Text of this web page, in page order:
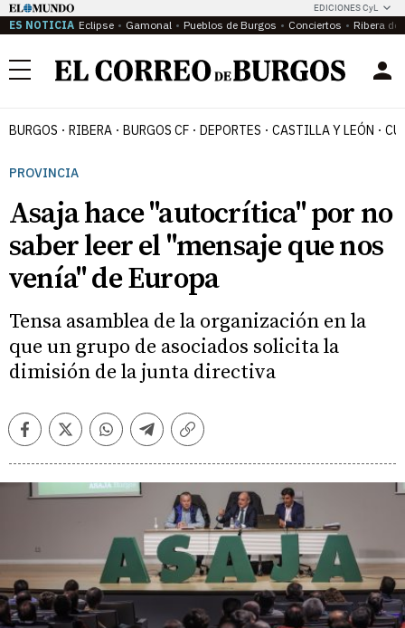
EDICIONES CyL
ES NOTICIA Eclipse Gamonal Pueblos de Burgos Conciertos Ribera del
Menú
BURGOS RIBERA BURGOS CF DEPORTES CASTILLA Y LEÓN
PROVINCIA
Asaja hace "autocrítica" por no
saber leer el "mensaje que nos
venía" de Europa
Tensa asamblea de la organización en la
que un grupo de asociados solicita la
dimisión de la junta directiva
FacebookTwitterWhatsappTelegramCopiar